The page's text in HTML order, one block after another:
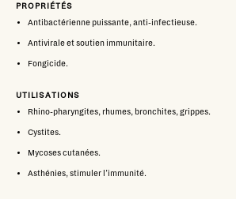
PROPRIÉTÉS
Antibactérienne puissante, anti-infectieuse.
Antivirale et soutien immunitaire.
Fongicide.
UTILISATIONS
Rhino-pharyngites, rhumes, bronchites, grippes.
Cystites.
Mycoses cutanées.
Asthénies, stimuler l’immunité.